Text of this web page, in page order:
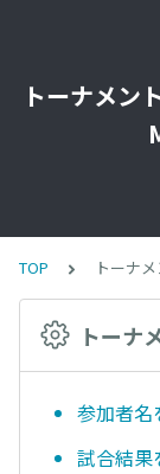
トーナメン
TOP トーナ
トーナ
参加者名
試合結果